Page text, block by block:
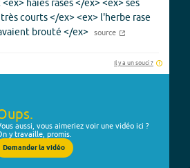
haies rases </ex> <ex> ses
courts </ex> <ex> l'herbe rase
brouté </ex>
source
Il y a un souci ?
aussi, vous aimeriez voir une vidéo ici ?
y travaille, promis.
Demander la vidéo